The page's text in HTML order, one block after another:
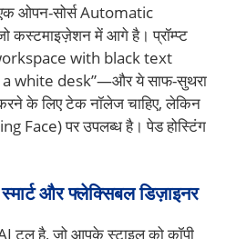
ओपन-सोर्स Automatic
में आगे है। प्रॉम्प्ट
with black text
a white desk”—और ये साफ-सुथरा
के लिए टेक नॉलेज चाहिए, लेकिन
Face) पर उपलब्ध है। पेड होस्टिंग
और फ्लेक्सिबल डिज़ाइनर
टूल है, जो आपके स्टाइल को कॉपी